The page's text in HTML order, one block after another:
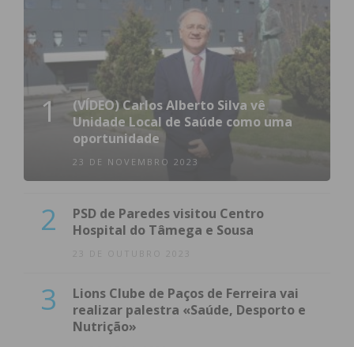
1
(VÍDEO) Carlos Alberto Silva vê
Unidade Local de Saúde como uma
oportunidade
23 DE NOVEMBRO 2023
2
PSD de Paredes visitou Centro
Hospital do Tâmega e Sousa
23 DE OUTUBRO 2023
3
Lions Clube de Paços de Ferreira vai
realizar palestra «Saúde, Desporto e
Nutrição»